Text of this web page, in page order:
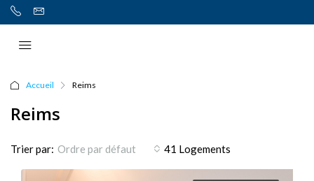
Accueil Reims
Reims
41 Logements
Trier par: Ordre par défaut